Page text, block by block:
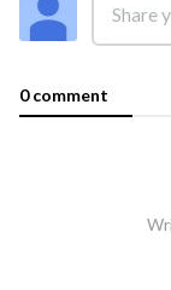
0 comment